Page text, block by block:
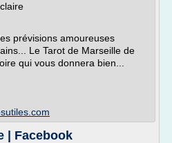
prévisions amoureuses
Le Tarot de Marseille de
qui vous donnera bien...
| Facebook